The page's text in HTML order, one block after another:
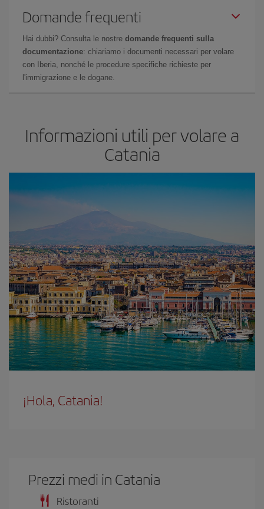
Domande frequenti
Hai dubbi? Consulta le nostre domande frequenti sulla
documentazione: chiariamo i documenti necessari per volare
con Iberia, nonché le procedure specifiche richieste per
l'immigrazione e le dogane.
Informazioni utili per volare a
Catania
¡Hola, Catania!
Prezzi medi in Catania
Ristoranti